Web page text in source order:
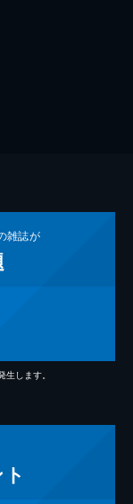
雑誌が
します。